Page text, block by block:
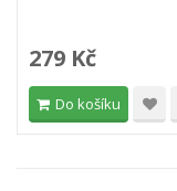
279 Kč
Do košíku